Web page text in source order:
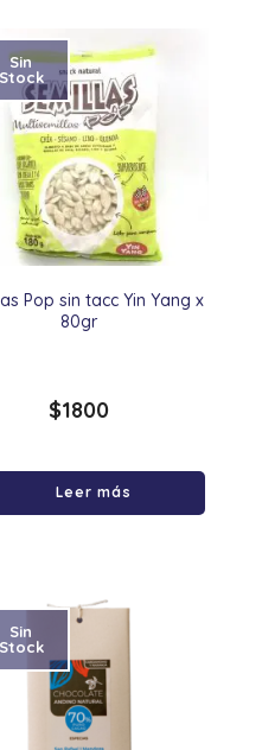
Pop sin tacc Yin Yang x
80gr
Sin
Stock
$1800
Leer más
Sin
Stock